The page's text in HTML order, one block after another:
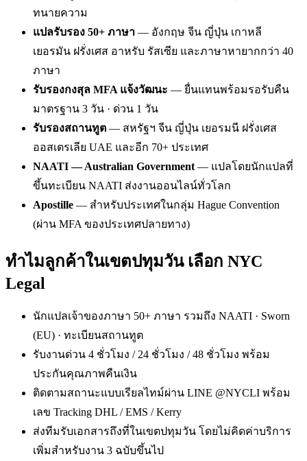
ทนายความ
แปลรับรอง 50+ ภาษา — อังกฤษ จีน ญี่ปุ่น เกาหลี
เยอรมัน ฝรั่งเศส อาหรับ รัสเซีย และภาษาหายากกว่า 40
ภาษา
รับรองกงสุล MFA แจ้งวัฒนะ — ยื่นแทนพร้อมรอรับคืน
มาตรฐาน 3 วัน · ด่วน 1 วัน
รับรองสถานทูต — สหรัฐฯ จีน ญี่ปุ่น เยอรมนี ฝรั่งเศส
ออสเตรเลีย UAE และอีก 70+ ประเทศ
NAATI — Australian Government — แปลโดยนักแปลที่
ขึ้นทะเบียน NAATI ส่งงานออนไลน์ทั่วโลก
Apostille — สำหรับประเทศในกลุ่ม Hague Convention
(ผ่าน MFA ของประเทศปลายทาง)
ทำไมลูกค้าในเขตปทุมวัน เลือก NYC
Legal
นักแปลเจ้าของภาษา 50+ ภาษา รวมถึง NAATI · Sworn
(EU) · ทะเบียนสถานทูต
รับงานด่วน 4 ชั่วโมง / 24 ชั่วโมง / 48 ชั่วโมง พร้อม
ประกันคุณภาพคืนเงิน
ติดตามสถานะแบบเรียลไทม์ผ่าน LINE @NYCLI พร้อม
เลข Tracking DHL / EMS / Kerry
ส่งทีมรับเอกสารถึงที่ในเขตปทุมวัน โดยไม่คิดค่าบริการ
เพิ่มสำหรับงาน 3 ฉบับขึ้นไป